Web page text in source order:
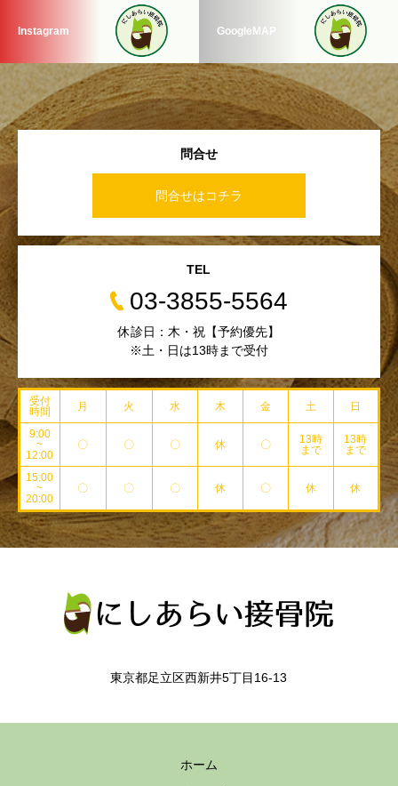
Instagram GoogleMAP
問合せ
問合せはコチラ
TEL
03-3855-5564
休診日：木・祝【予約優先】
※土・日は13時まで受付
受付
時間
月 火 水 木 金 土 日
9:00
~
12:00
〇 〇 〇 休 〇
13時
まで
13時
まで
15:00
~
20:00
〇 〇 〇 休 〇 休 休
東京都足立区西新井5丁目16-13
ホーム